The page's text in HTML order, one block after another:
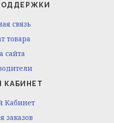
связь
товара
сайта
КАБИНЕТ
Кабинет
заказов